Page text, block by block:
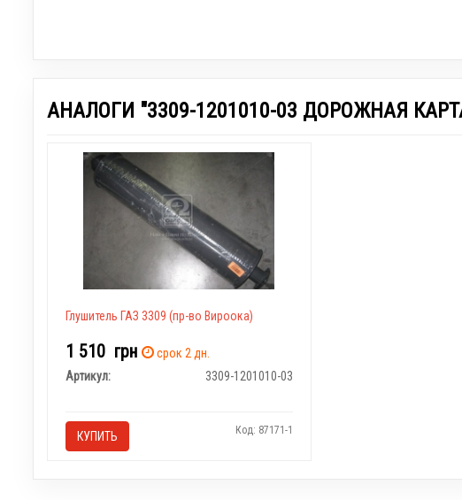
АНАЛОГИ "3309-1201010-03 ДОРОЖНАЯ
Глушитель ГАЗ 3309 (пр-во Вироока)
1 510 грн
срок 2 дн.
Артикул:
3309-1201010-03
КУПИТЬ Код: 87171-1